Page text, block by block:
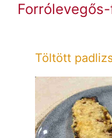
Töltött